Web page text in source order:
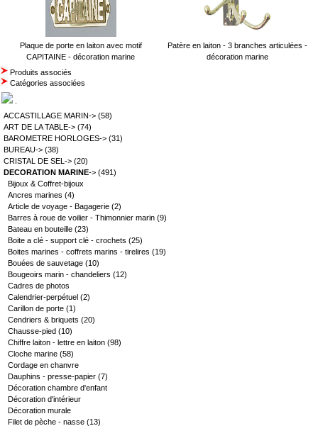
Plaque de porte en laiton avec motif
CAPITAINE - décoration marine
Patère en laiton - 3 branches articulées -
décoration marine
Produits associés
Catégories associées
ACCASTILLAGE MARIN-> (58)
ART DE LA TABLE-> (74)
BAROMETRE HORLOGES-> (31)
BUREAU-> (38)
CRISTAL DE SEL-> (20)
DECORATION MARINE-> (491)
Bijoux & Coffret-bijoux
Ancres marines (4)
Article de voyage - Bagagerie (2)
Barres à roue de voilier - Thimonnier marin (9)
Bateau en bouteille (23)
Boite a clé - support clé - crochets (25)
Boites marines - coffrets marins - tirelires (19)
Bouées de sauvetage (10)
Bougeoirs marin - chandeliers (12)
Cadres de photos
Calendrier-perpétuel (2)
Carillon de porte (1)
Cendriers & briquets (20)
Chausse-pied (10)
Chiffre laiton - lettre en laiton (98)
Cloche marine (58)
Cordage en chanvre
Dauphins - presse-papier (7)
Décoration chambre d'enfant
Décoration d'intérieur
Décoration murale
Filet de pèche - nasse (13)